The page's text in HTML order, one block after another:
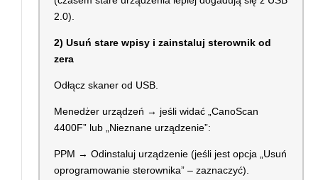
2.0).
2) Usuń stare wpisy i zainstaluj sterownik od
zera
Odłącz skaner od USB.
Menedżer urządzeń → jeśli widać „CanoScan
4400F” lub „Nieznane urządzenie”:
PPM → Odinstaluj urządzenie (jeśli jest opcja „Usuń
oprogramowanie sterownika” – zaznaczyć).